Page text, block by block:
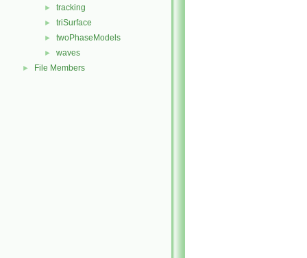
► tracking
► triSurface
► twoPhaseModels
► waves
► File Members